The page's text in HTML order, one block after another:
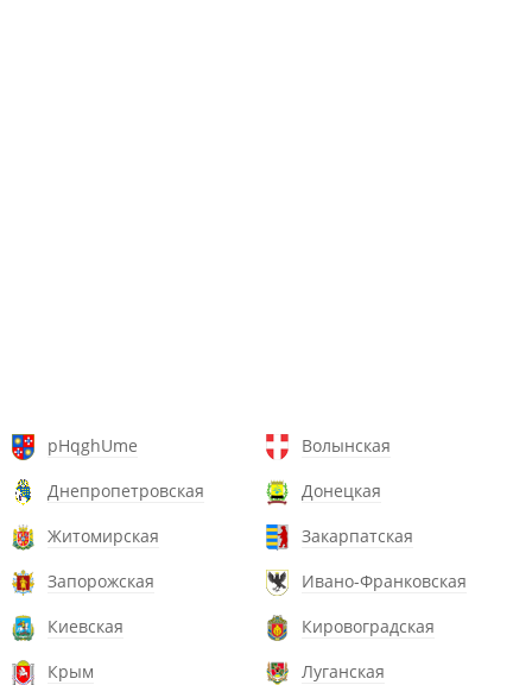
pHqghUme
Волынская
Днепропетровская
Донецкая
Житомирская
Закарпатская
Запорожская
Ивано-Франковская
Киевская
Кировоградская
Крым
Луганская